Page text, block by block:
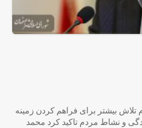
بیشتر برای فراهم کردن زمینه
و نشاط مردم تاکید کرد محمد